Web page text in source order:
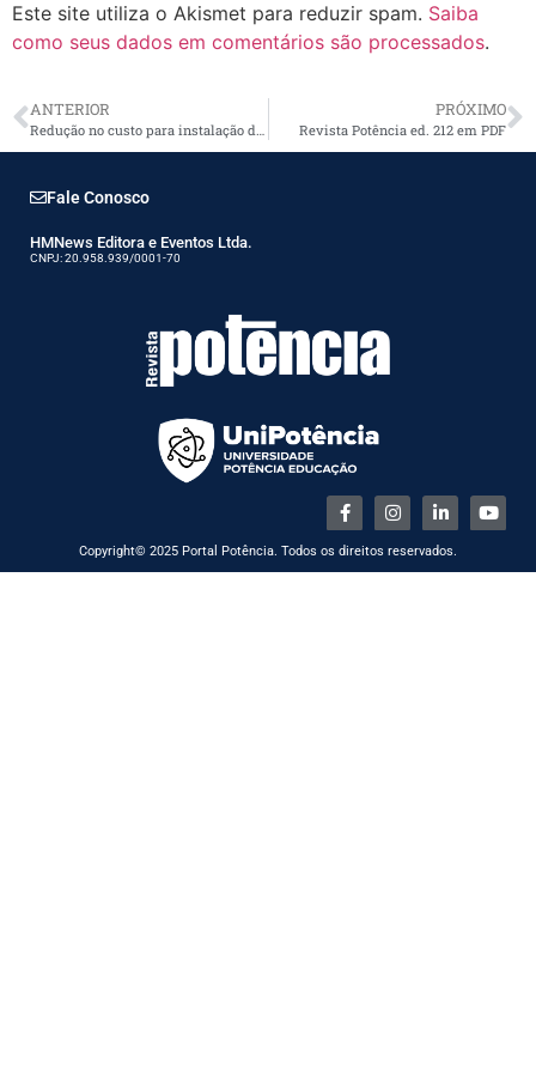
Este site utiliza o Akismet para reduzir spam. Saiba
como seus dados em comentários são processados.
ANTERIOR PRÓXIMO
Revista Potência ed. 212 em PDF
Fale Conosco
HMNews Editora e Eventos Ltda.
CNPJ: 20.958.939/0001-70
Copyright© 2025 Portal Potência. Todos os direitos reservados.